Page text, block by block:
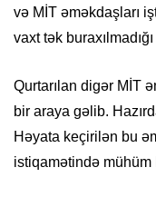
və MİT əməkdaşları
vaxt tək
Qurtarılan digər MİT
bir araya gəlib.
Həyata keçirilən bu
istiqamətində mühüm